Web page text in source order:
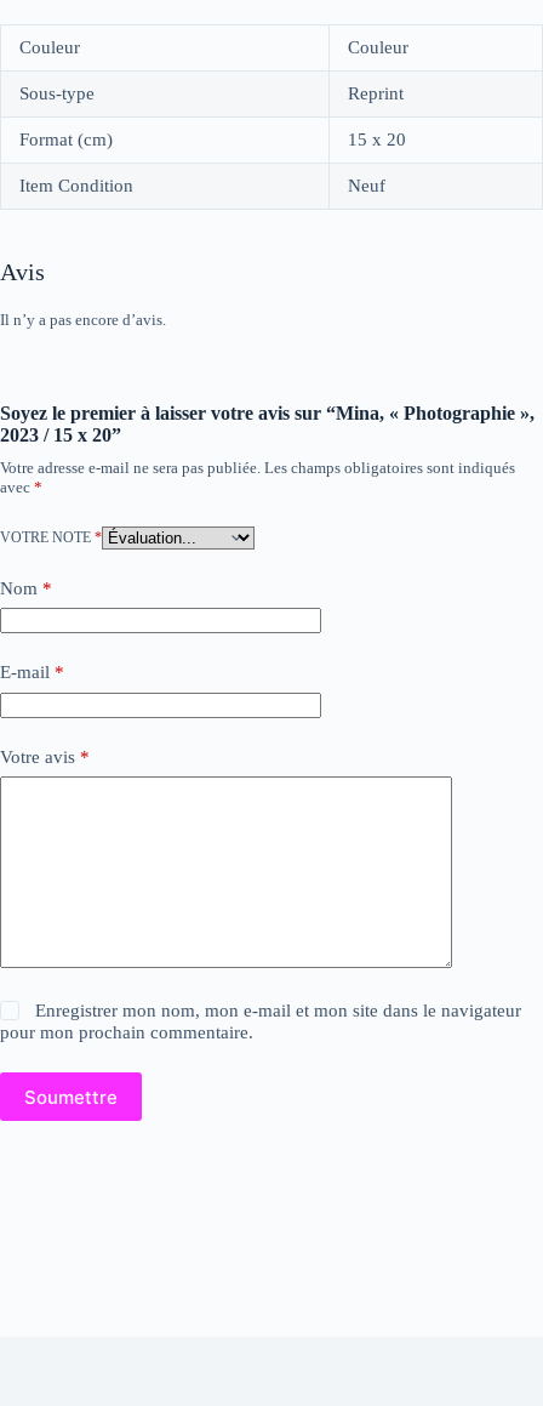
Couleur Couleur
Sous-type Reprint
Format (cm) 15 x 20
Item Condition Neuf
Avis
Il n’y a pas encore d’avis.
Soyez le premier à laisser votre avis sur “Mina, « Photographie »,
2023 / 15 x 20”
Votre adresse e-mail ne sera pas publiée. Les champs obligatoires sont indiqués
avec *
VOTRE NOTE *
Nom *
E-mail *
Votre avis *
Enregistrer mon nom, mon e-mail et mon site dans le navigateur
pour mon prochain commentaire.
Soumettre